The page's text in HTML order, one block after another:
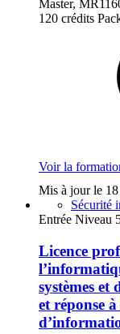
Master,
120 crédits
Voir la
Mis à jour le
Sécurité
Entrée Niveau
Licence
systèmes et
et réponse